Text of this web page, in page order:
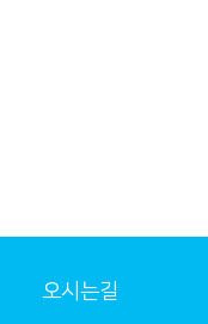
오시는길